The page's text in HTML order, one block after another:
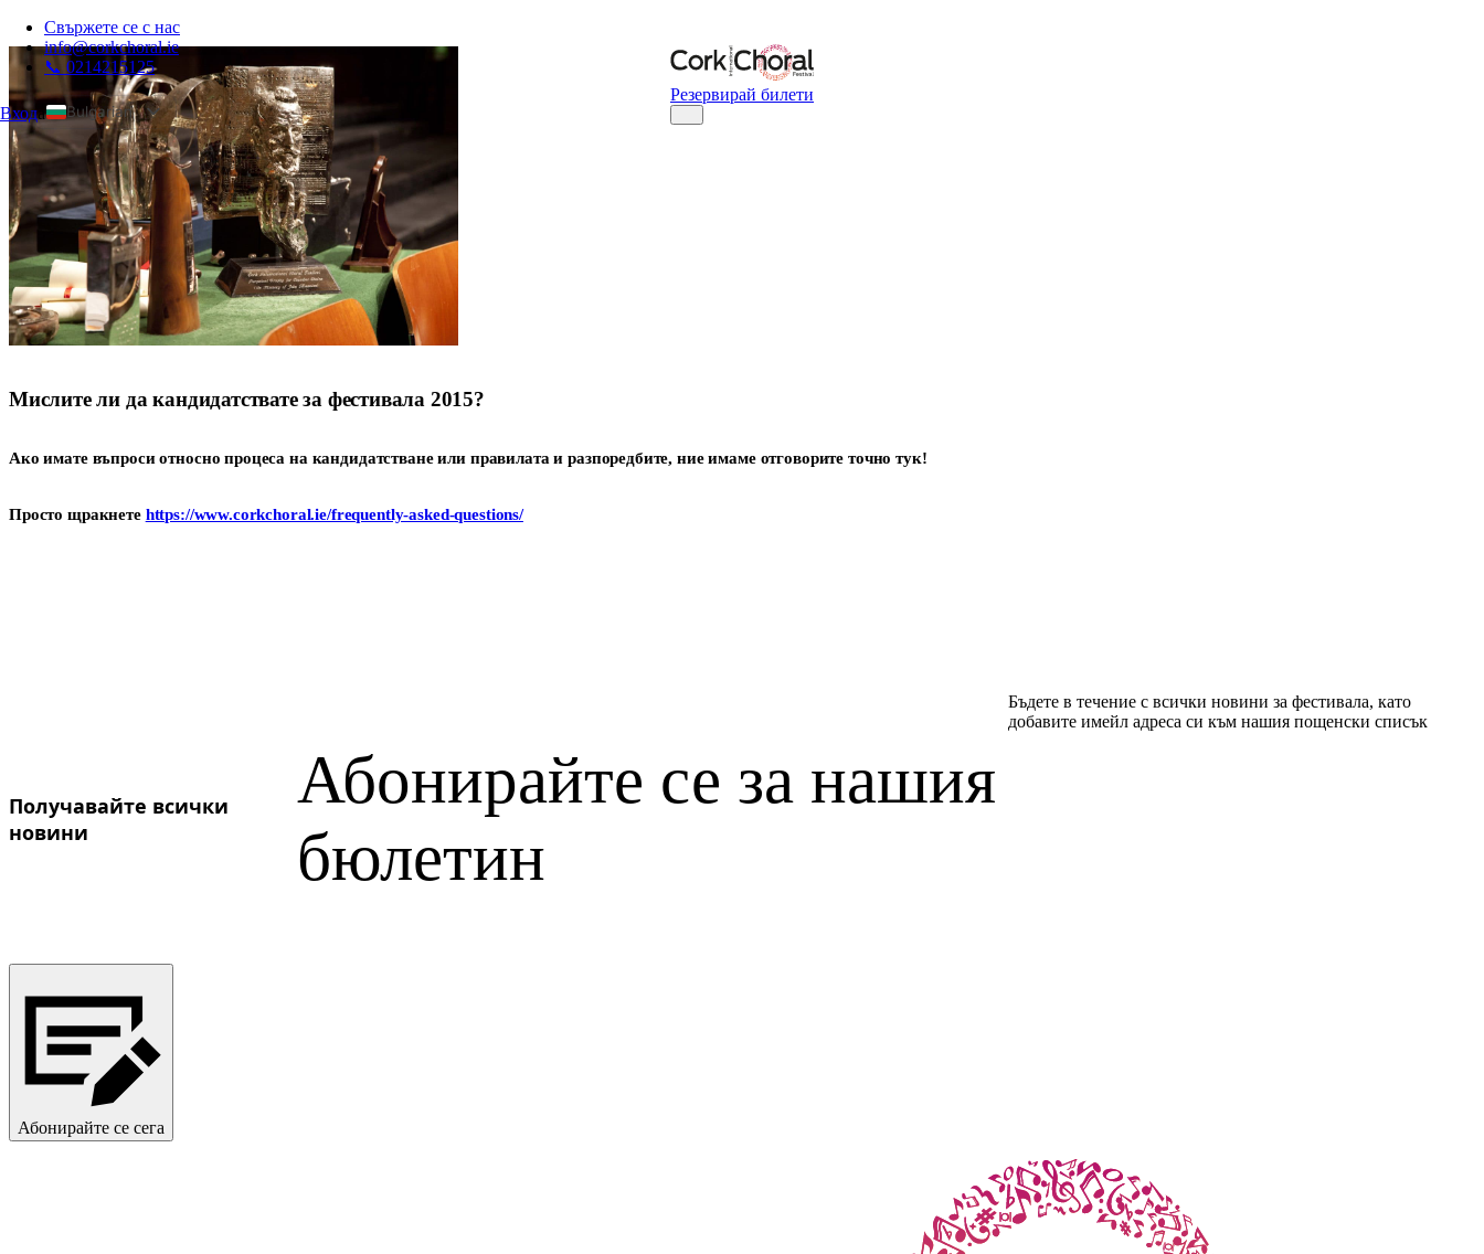
Свържете се с нас
info@corkchoral.ie
📞 0214215125
Входа
Bulgarian
English
Czech
Danish
German
Greek
Spanish
Estonian
Hungarian
Polish
Ukrainian
Резервирай билети
Мислите ли да кандидатствате за фестивала 2015?
Ако имате въпроси относно процеса на кандидатстване или правилата и разпоредбите, ние имаме отговорите точно тук!
Просто щракнете https://www.corkchoral.ie/frequently-asked-questions/
Получавайте всички
новини
Абонирайте се за нашия
бюлетин
Бъдете в течение с всички новини за фестивала, като
добавите имейл адреса си към нашия пощенски списък
Абонирайте се сега